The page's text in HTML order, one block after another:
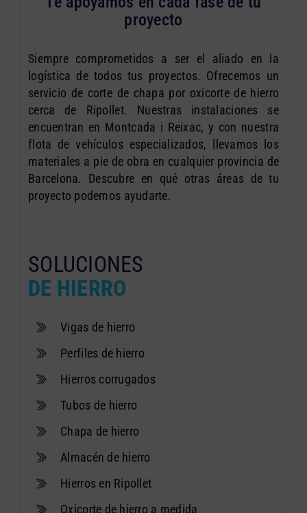
proyecto
Siempre comprometidos a ser el aliado en la
logística de todos tus proyectos. Ofrecemos un
servicio de corte de chapa por oxicorte de hierro
cerca de Ripollet. Nuestras instalaciones se
encuentran en Montcada i Reixac, y con nuestra
flota de vehículos especializados, llevamos los
materiales a pie de obra en cualquier provincia de
Barcelona. Descubre en qué otras áreas de tu
proyecto podemos ayudarte.
SOLUCIONES
DE HIERRO
Vigas de hierro
Perfiles de hierro
Hierros corrugados
Tubos de hierro
Chapa de hierro
Almacén de hierro
Hierros en Ripollet
Oxicorte de hierro a medida